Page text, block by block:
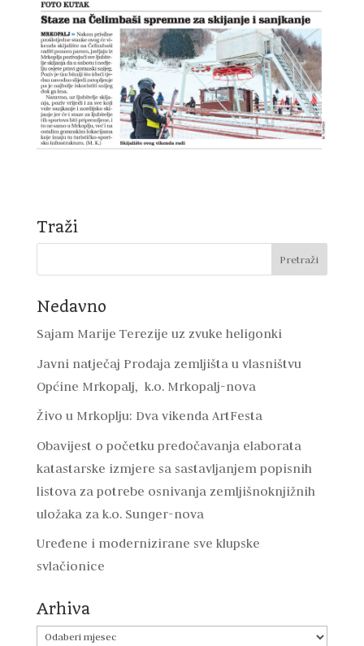
Traži
Nedavno
Sajam Marije Terezije uz zvuke heligonki
Javni natječaj Prodaja zemljišta u vlasništvu
Općine Mrkopalj, k.o. Mrkopalj-nova
Živo u Mrkoplju: Dva vikenda ArtFesta
Obavijest o početku predočavanja elaborata
katastarske izmjere sa sastavljanjem popisnih
listova za potrebe osnivanja zemljišnoknjižnih
uložaka za k.o. Sunger-nova
Uređene i modernizirane sve klupske
svlačionice
Arhiva
Arhiva